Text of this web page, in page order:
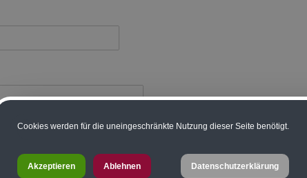
Cookies werden für die uneingeschränkte Nutzung dieser Seite benötigt.
Akzeptieren Ablehnen Datenschutzerklärung